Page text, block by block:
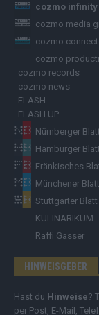
cozmo infinity
cozmo media
cozmo connect
cozmo
cozmo records
cozmo news
FLASH
FLASH UP
Nürnberger Blatt
Hamburger Blatt
Fränkisches
Münchener Blatt
Stuttgarter Blatt
KULINARIKUM.
Raffi Gasser
HINWEISGEBER
Hast du Hinweise?
per Post, E-Mail,